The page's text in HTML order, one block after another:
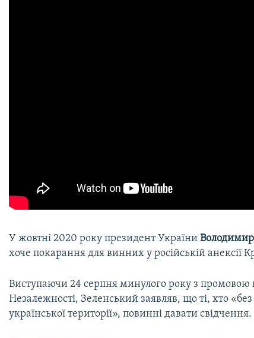
У жовтні 2020 року президент України
хоче покарання для винних у російській анексії
Виступаючи 24 серпня минулого року з промовою
Незалежності, Зеленський заявляв, що ті, хто
української території», повинні давати свідчення.